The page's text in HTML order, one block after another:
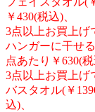
￥430(税込)、
3点以上お買上げ
ハンガーに干せ
点あたり￥630(税
3点以上お買上げ
バスタオル(￥
込)、